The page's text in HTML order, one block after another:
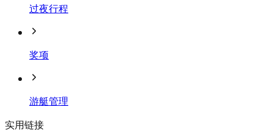
过夜行程
奖项
游艇管理
实用链接